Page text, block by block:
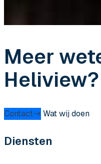
Meer
Heliview?
Contact Wat wij doen
Diensten